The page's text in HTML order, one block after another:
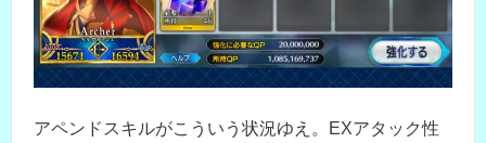
アペンドスキルがこういう状況ゆえ。EXアタック性